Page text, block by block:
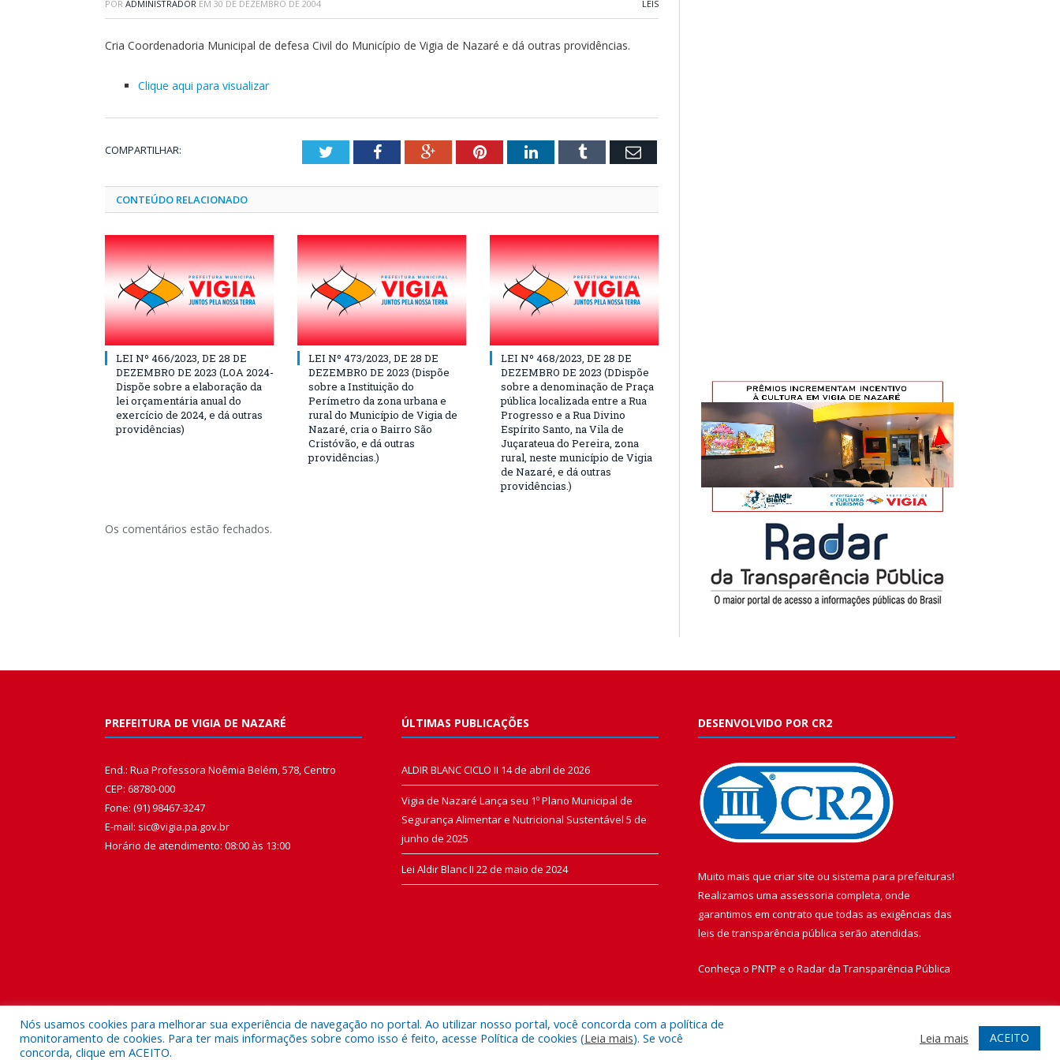
POR ADMINISTRADOR EM 30 DE DEZEMBRO DE 2004 LEIS
Cria Coordenadoria Municipal de defesa Civil do Município de Vigia de Nazaré e dá outras providências.
Clique aqui para visualizar
COMPARTILHAR: TwitterFacebookGoogle+PinterestLinkedInTumblr Email
CONTEÚDO RELACIONADO
LEI Nº 466/2023, DE 28 DE
DEZEMBRO DE 2023 (LOA 2024-
Dispõe sobre a elaboração da
lei orçamentária anual do
exercício de 2024, e dá outras
providências)
LEI Nº 473/2023, DE 28 DE
DEZEMBRO DE 2023 (Dispõe
sobre a Instituição do
Perímetro da zona urbana e
rural do Município de Vigia de
Nazaré, cria o Bairro São
Cristóvão, e dá outras
providências.)
LEI Nº 468/2023, DE 28 DE
DEZEMBRO DE 2023 (DDispõe
sobre a denominação de Praça
pública localizada entre a Rua
Progresso e a Rua Divino
Espírito Santo, na Vila de
Juçarateua do Pereira, zona
rural, neste município de Vigia
de Nazaré, e dá outras
providências.)
Os comentários estão fechados.
PREFEITURA DE VIGIA DE NAZARÉ
End.: Rua Professora Noêmia Belém, 578, Centro
CEP: 68780-000
Fone: (91) 98467-3247
E-mail: sic@vigia.pa.gov.br
Horário de atendimento: 08:00 às 13:00
ÚLTIMAS PUBLICAÇÕES
ALDIR BLANC CICLO II 14 de abril de 2026
Vigia de Nazaré Lança seu 1º Plano Municipal de
Segurança Alimentar e Nutricional Sustentável 5 de
junho de 2025
Lei Aldir Blanc II 22 de maio de 2024
DESENVOLVIDO POR CR2
Muito mais que criar site ou sistema para prefeituras!
Realizamos uma assessoria completa, onde
garantimos em contrato que todas as exigências das
leis de transparência pública serão atendidas.
Conheça o PNTP e o Radar da Transparência Pública
Todos os direitos reservados a Prefeitura Municipal de Vigia de Nazaré.
Nós usamos cookies para melhorar sua experiência de navegação no portal. Ao utilizar nosso portal, você concorda com a política de
monitoramento de cookies. Para ter mais informações sobre como isso é feito, acesse Política de cookies (Leia mais). Se você
concorda, clique em ACEITO.
Leia mais ACEITO